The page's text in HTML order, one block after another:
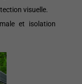
visuelle.
et isolation